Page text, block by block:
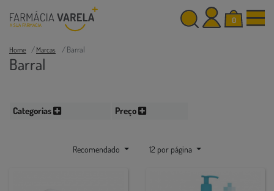
0
Home Marcas Barral
Barral
Categorias Preço
Recomendado 12 por página